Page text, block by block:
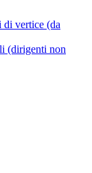
vertice (da
(dirigenti non